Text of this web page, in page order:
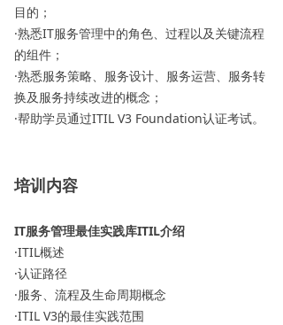
目的；
·熟悉IT服务管理中的角色、过程以及关键流程
的组件；
·熟悉服务策略、服务设计、服务运营、服务转
换及服务持续改进的概念；
·帮助学员通过ITIL V3 Foundation认证考试。
培训内容
IT服务管理最佳实践库ITIL介绍
·ITIL概述
·认证路径
·服务、流程及生命周期概念
·ITIL V3的最佳实践范围